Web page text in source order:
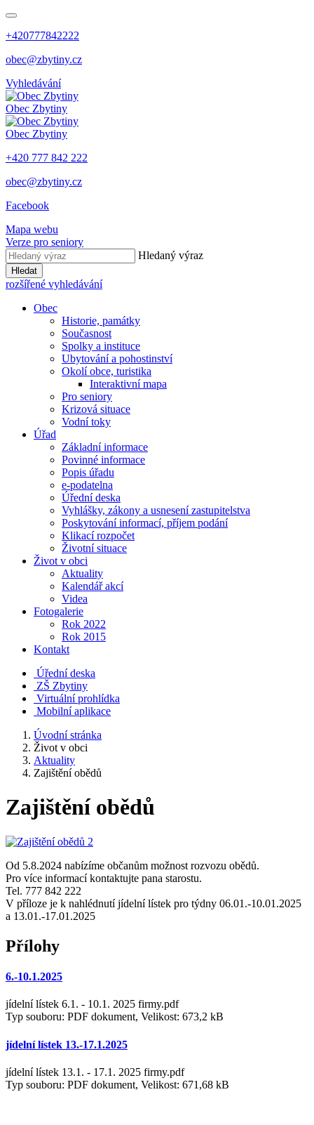
+420777842222
obec@zbytiny.cz
Vyhledávání
Obec Zbytiny
Obec Zbytiny
+420 777 842 222
obec@zbytiny.cz
Facebook
Mapa webu
Verze pro seniory
Hledaný výraz
Hledat
rozšířené vyhledávání
Obec
Historie, památky
Současnost
Spolky a instituce
Ubytování a pohostinství
Okolí obce, turistika
Interaktivní mapa
Pro seniory
Krizová situace
Vodní toky
Úřad
Základní informace
Povinné informace
Popis úřadu
e-podatelna
Úřední deska
Vyhlášky, zákony a usnesení zastupitelstva
Poskytování informací, příjem podání
Klikací rozpočet
Životní situace
Život v obci
Aktuality
Kalendář akcí
Videa
Fotogalerie
Rok 2022
Rok 2015
Kontakt
Úřední deska
ZŠ Zbytiny
Virtuální prohlídka
Mobilní aplikace
Úvodní stránka
Život v obci
Aktuality
Zajištění obědů
Zajištění obědů
Od 5.8.2024 nabízíme občanům možnost rozvozu obědů.
Pro více informací kontaktujte pana starostu.
Tel. 777 842 222
V příloze je k nahlédnutí jídelní lístek pro týdny 06.01.-10.01.2025
a 13.01.-17.01.2025
Přílohy
6.-10.1.2025
jídelní lístek 6.1. - 10.1. 2025 firmy.pdf
Typ souboru: PDF dokument, Velikost: 673,2 kB
jídelní lístek 13.-17.1.2025
jídelní lístek 13.1. - 17.1. 2025 firmy.pdf
Typ souboru: PDF dokument, Velikost: 671,68 kB